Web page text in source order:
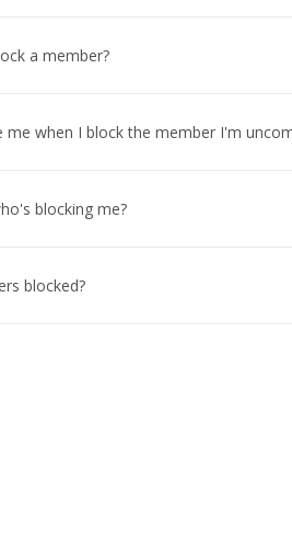
a member?
me when I block the member I'm
blocking me?
blocked?